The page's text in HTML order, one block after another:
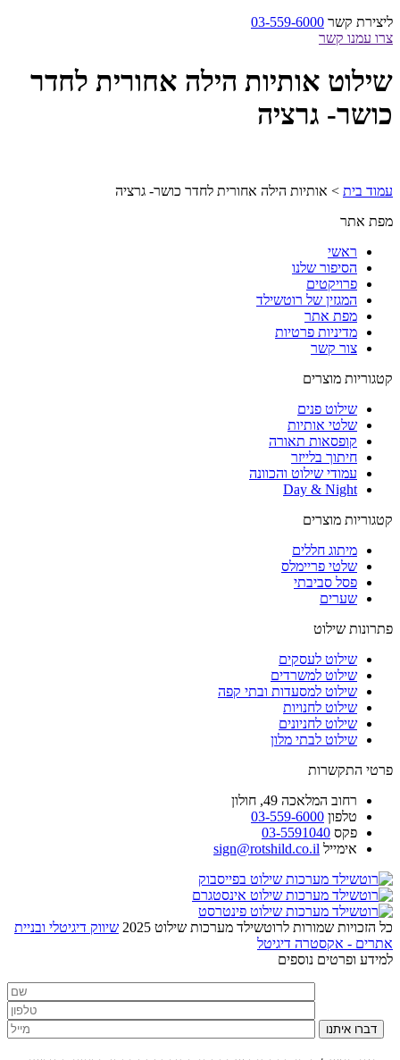
ליצירת קשר 03-559-6000
צרו עמנו קשר
שילוט אותיות הילה אחורית לחדר
כושר- גרציה
עמוד בית > אותיות הילה אחורית לחדר כושר- גרציה
מפת אתר
ראשי
הסיפור שלנו
פרויקטים
המגזין של רוטשילד
מפת אתר
מדיניות פרטיות
צור קשר
קטגוריות מוצרים
שילוט פנים
שלטי אותיות
קופסאות תאורה
חיתוך בלייזר
עמודי שילוט והכוונה
Day & Night
קטגוריות מוצרים
מיתוג חללים
שלטי פריימלס
פסל סביבתי
שערים
פתרונות שילוט
שילוט לעסקים
שילוט למשרדים
שילוט למסעדות ובתי קפה
שילוט לחנויות
שילוט לחניונים
שילוט לבתי מלון
פרטי התקשרות
רחוב המלאכה 49, חולון
טלפון 03-559-6000
פקס 03-5591040
אימייל sign@rotshild.co.il
כל הזכויות שמורות לרוטשילד מערכות שילוט 2025
שיווק דיגיטלי ובניית
אתרים - אקסטרה דיגיטל
למידע ופרטים נוספים
דברו איתנו